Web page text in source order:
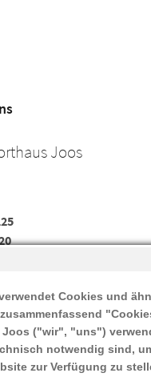
Joos
13:30-18:00
16:00
während der Sommerferien
Cookies und
Joos ("wir", "uns")
notwendig sind,
zur Verfügung zu